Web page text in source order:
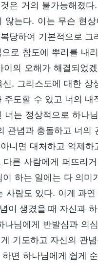
은 거의 불가능해졌
않는다. 이는 무슨 현
당하여 기본적으로 그
로 참도에 뿌리를 내
의 오해가 해결되었
, 그리스도에 대한 상
도할 수 있고 너의
는 정상적으로 하나
관념과 충돌하고 너의
니면 대처하고 억제
른 사람에게 퍼뜨리
하는 일에는 다 의
사람도 있다. 이게 과
이 생겼을 때 자신과
님에게 반발심과 의
기도하고 자신의 관
면 하나님에게 쉽게